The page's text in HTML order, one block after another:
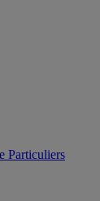
Particuliers